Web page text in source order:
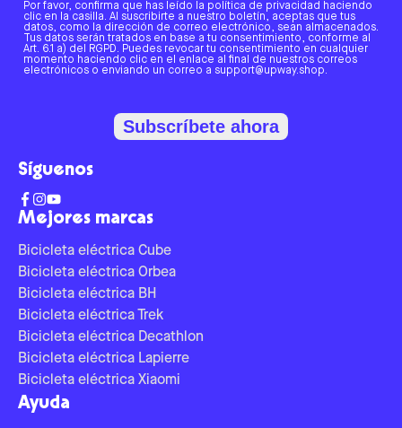
Mejores marcas
Bicicleta eléctrica Cube
Bicicleta eléctrica Orbea
Bicicleta eléctrica BH
Bicicleta eléctrica Trek
Bicicleta eléctrica Decathlon
Bicicleta eléctrica Lapierre
Bicicleta eléctrica Xiaomi
Ayuda
Por favor, confirma que has leído la política de privacidad haciendo
clic en la casilla. Al suscribirte a nuestro boletín, aceptas que tus
datos, como la dirección de correo electrónico, sean almacenados.
Tus datos serán tratados en base a tu consentimiento, conforme al
Art. 6.1 a) del RGPD. Puedes revocar tu consentimiento en cualquier
momento haciendo clic en el enlace al final de nuestros correos
electrónicos o enviando un correo a support@upway.shop.
Subscríbete ahora
Síguenos